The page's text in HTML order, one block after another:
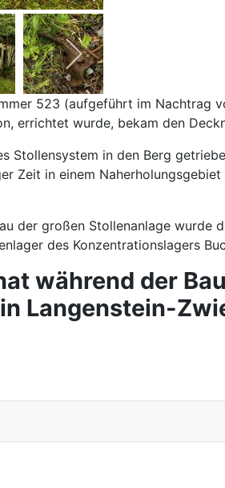
523 (aufgeführt im Nachtrag
errichtet wurde, bekam den
Stollensystem in den Berg
in einem
der großen Stollenanlage wurde
des Konzentrationslagers
während der
Langenstein-